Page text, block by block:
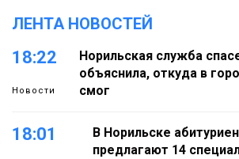
ЛЕНТА НОВОСТЕЙ
18:22
Новости
Норильская служба
объяснила, откуда в
смог
18:01
В Норильске
предлагают 14